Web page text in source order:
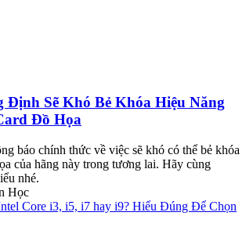
Sẽ Khó Bẻ Khóa Hiệu Năng
Đồ Họa
báo chính thức về việc sẽ khó có thể bẻ khóa
của hãng này trong tương lai. Hãy cùng
nhé.
Học